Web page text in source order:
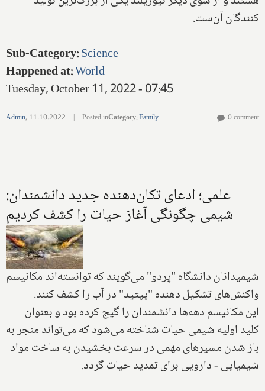
کنندگان آن‌ست.
Sub-Category:Science
Happened at:World
Tuesday, October 11, 2022 - 07:45
Admin, 11.10.2022 | Posted inCategory:Family 0 comment
علمی؛ ادعای تکان‌دهنده جدید دانشمندان:
شیمی چگونگی آغاز حیات را کشف کردیم
شیمیدانان دانشگاه "پردو" می‌گویند که توانسته‌اند مکانیسم
واکنش‌های تشکیل دهنده "پپتید" در آب را کشف کنند.
این مکانیسم دهه‌ها دانشمندان را گیج کرده بود و بعنوان
کلید اولیه شیمی حیات شناخته می‌شود که می‌تواند منجر به
باز شدن مسیرهای مهمی در سرعت بخشیدن به ساخت مواد
شیمیایی - دارویی برای تمدید حیات گردد.